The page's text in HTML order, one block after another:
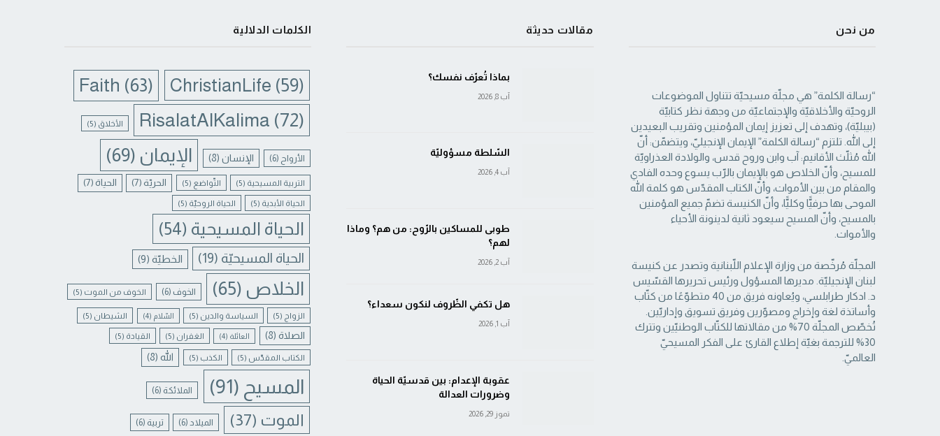
من نحن
“رسالة الكلمة” هي مجلّة مسيحيّة تتناول الموضوعات
الروحيّة والأخلاقيّة والإجتماعيّة من ‏وجهة نظر كتابيّة
(بيبليّة)، وتهدف إلى تعزيز إيمان المؤمنين وتقريب البعيدين
إلى الله. تلتزم “رسالة ‏الكلمة” الإيمان الإنجيليّ، ويتضمّن: أنّ
الله مُثلّث الأقانيم: آب وابن وروح قدس، والولادة العذراويّة
‏للمسيح، وأنّ الخلاص هو بالإيمان بالرّب يسوع وحده الفادي
والمقام من بين الأموات، وأنّ الكتاب ‏المقدّس هو كلمة الله
الموحى بها حرفيًّا وكليًّا، وأنّ الكنيسة تضمّ جميع المؤمنين
بالمسيح، وأنّ المسيح ‏سيعود ثانية لدينونة الأحياء
والأموات. ‏
المجلّة مُرخّصة من وزارة الإعلام اللّبنانية وتصدر عن كنيسة
لبنان الإنجيليّة. مديرها المسؤول ‏ورئيس تحريرها القسّيس
د. ادكار طرابلسي، ويُعاونه فريق من 40 متطوّعًا من كتّاب
وأساتذة لغة ‏وإخراج ومصوّرين وفريق تسويق وإداريّين.
تُخصّص المجلّة 70% من مقالاتها للكتّاب الوطنيّين ‏وتترك
30% للترجمة بغيّة إطلاع القارئ على الفكر المسيحيّ
العالميّ.‏
مقالات حديثة
بماذا تُعرّف نفسك؟
آب 8, 2026
السّلطة مسؤوليّة
آب 4, 2026
طوبى للمساكين بالرّوح: من هم؟ وماذا
لهم؟
آب 2, 2026
هل تكفي الظّروف لنكون سعداء؟
آب 1, 2026
عقوبة الإعدام: بين قدسيّة الحياة
وضرورات العدالة
تموز 29, 2026
الكلمات الدلالية
ChristianLife (59)
Faith (63)
RisalatAlKalima (72) الأخلاق (5)
الأرواح (6) الإنسان(8) الإيمان (69)
التربية المسيحية (5) التّواضع (5) الحريّة (7) الحياة (7)
الحياة الأبدية (5) الحياة الروحيّة (5)
الحياة المسيحية (54)
الحياة المسيحيّة (19) الخطيّة(9)
الخلاص (65) الخوف (6) الخوف من الموت (5)
الزواج (5) السياسة والدين (5) السّلام (4) الشيطان (5)
الصلاة (8) العائلة (4) الغفران (5) القيادة (5)
الكتاب المقدّس (5) الكذب (5) الله(8)
المسيح (91) الملائكة (6)
الموت (37) الميلاد (6) تربية (6)